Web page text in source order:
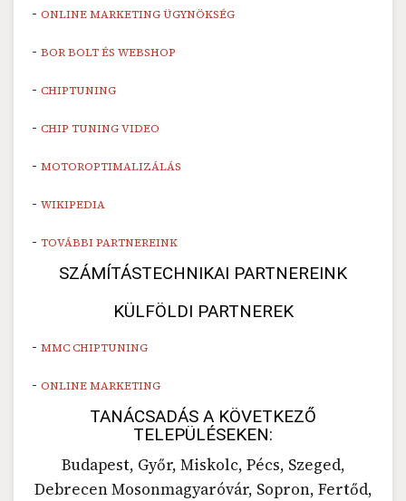
- ONLINE MARKETING ÜGYNÖKSÉG
- BOR BOLT ÉS WEBSHOP
- CHIPTUNING
- CHIP TUNING VIDEO
- MOTOROPTIMALIZÁLÁS
- WIKIPEDIA
- TOVÁBBI PARTNEREINK
SZÁMÍTÁSTECHNIKAI PARTNEREINK
KÜLFÖLDI PARTNEREK
- MMC CHIPTUNING
- ONLINE MARKETING
TANÁCSADÁS A KÖVETKEZŐ
TELEPÜLÉSEKEN:
Budapest, Győr, Miskolc, Pécs, Szeged,
Debrecen Mosonmagyaróvár, Sopron, Fertőd,